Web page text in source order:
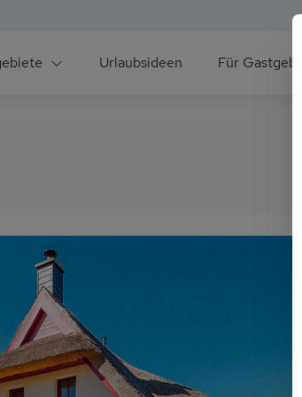
im Winter
Skiurlaub
Urlaubsideen Für Gastgeber